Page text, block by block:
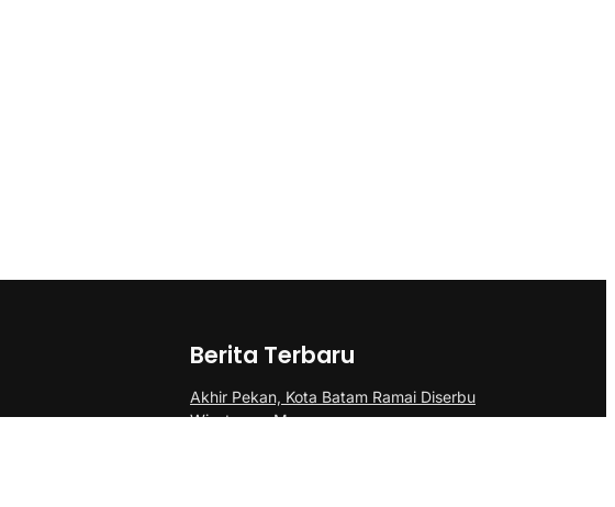
Berita Terbaru
Akhir Pekan, Kota Batam Ramai Diserbu
Wisatawan Mancanegara